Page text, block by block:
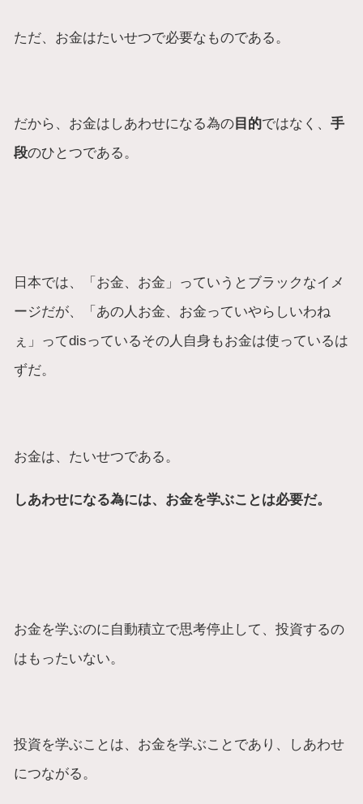
ただ、お金はたいせつで必要なものである。
だから、お金はしあわせになる為の 目的ではなく、手
段のひとつである。
日本では、「お金、お金」っていうとブラックなイメ
ージだが、「あの人お金、お金っていやらしいわね
ぇ」ってdisっているその人自身もお金は使っているは
ずだ。
お金は、たいせつである。
しあわせになる為には、お金を学ぶことは必要だ。
お金を学ぶのに自動積立で思考停止して、投資するの
はもったいない。
投資を学ぶことは、お金を学ぶことであり、しあわせ
につながる。